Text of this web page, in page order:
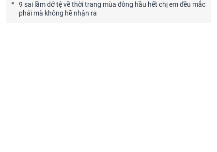
9 sai lầm dở tệ về thời trang mùa đông hầu hết chị em đều mắc
phải mà không hề nhận ra